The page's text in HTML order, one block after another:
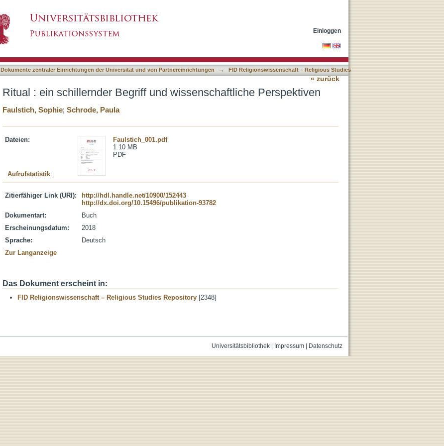
Einloggen
Dokumente zentraler Einrichtungen der Universität und von Partnereinrichtungen →
FID Religionswissenschaft – Religious Studies
« zurück
Ritual : ein schillernder Begriff und wissenschaftliche Perspektiven
Faulstich, Sophie; Schrode, Paula
Dateien:
Faulstich_001.pdf
1.10 MB
PDF
Aufrufstatistik
Zitierfähiger Link (URI):
http://hdl.handle.net/10900/152443
http://dx.doi.org/10.15496/publikation-93782
Dokumentart:
Buch
Erscheinungsdatum:
2018
Sprache:
Deutsch
Zur Langanzeige
Das Dokument erscheint in:
FID Religionswissenschaft – Religious Studies Repository [2348]
Universitätsbibliothek| Impressum| Datenschutz